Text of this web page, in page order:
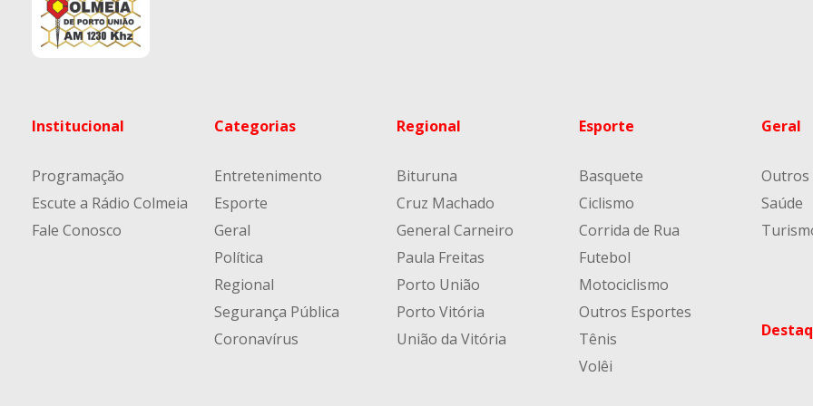
Institucional
Programação
Escute a Rádio Colmeia
Fale Conosco
Categorias
Entretenimento
Esporte
Geral
Política
Regional
Segurança Pública
Coronavírus
Regional
Bituruna
Cruz Machado
General Carneiro
Paula Freitas
Porto União
Porto Vitória
União da Vitória
Esporte
Basquete
Ciclismo
Corrida de Rua
Futebol
Motociclismo
Outros Esportes
Tênis
Volêi
Geral
Outros
Saúde